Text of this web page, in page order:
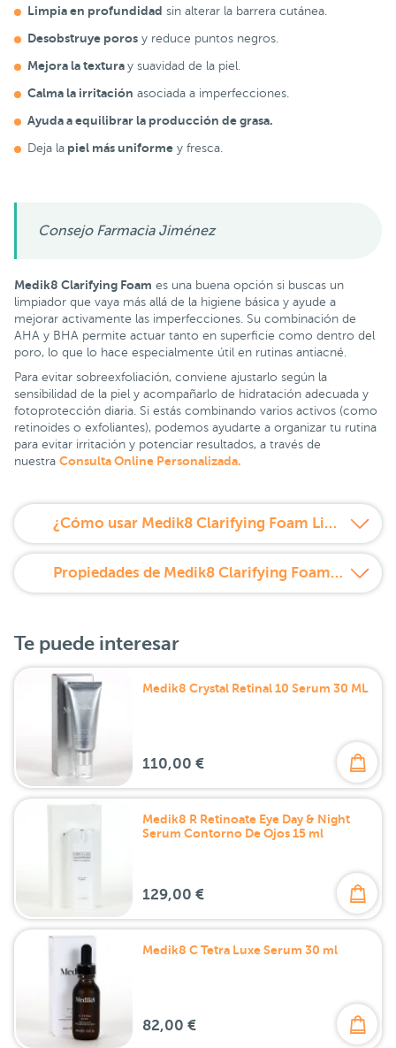
Limpia en profundidad sin alterar la barrera cutánea.
Desobstruye poros y reduce puntos negros.
Mejora la textura y suavidad de la piel.
Calma la irritación asociada a imperfecciones.
Ayuda a equilibrar la producción de grasa.
Deja la piel más uniforme y fresca.
Consejo Farmacia Jiménez
Medik8 Clarifying Foam es una buena opción si buscas un
limpiador que vaya más allá de la higiene básica y ayude a
mejorar activamente las imperfecciones. Su combinación de
AHA y BHA permite actuar tanto en superficie como dentro del
poro, lo que lo hace especialmente útil en rutinas antiacné.
Para evitar sobreexfoliación, conviene ajustarlo según la
sensibilidad de la piel y acompañarlo de hidratación adecuada y
fotoprotección diaria. Si estás combinando varios activos (como
retinoides o exfoliantes), podemos ayudarte a organizar tu rutina
para evitar irritación y potenciar resultados, a través de
nuestra Consulta Online Personalizada.
¿Cómo usar Medik8 Clarifying Foam Limpiador Exfoliante 150 ml?
Propiedades de Medik8 Clarifying Foam Limpiador Exfoliante 150 ml
Te puede interesar
Medik8 Crystal Retinal 10 Serum 30 ML
110,00 €
Medik8 R Retinoate Eye Day & Night
Serum Contorno De Ojos 15 ml
129,00 €
Medik8 C Tetra Luxe Serum 30 ml
82,00 €